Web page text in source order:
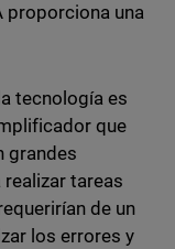
proporciona una
tecnología es
que
grandes
tareas
de un
los errores y